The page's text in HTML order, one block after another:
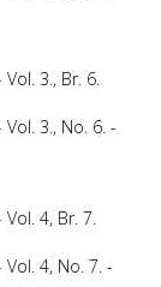
3., Br. 6.
3., No. 6. -
4, Br. 7.
4, No. 7. -